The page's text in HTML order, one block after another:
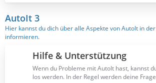
g
e
t
r
ä
g
e
t
z
t
e
e
i
t
AutoIt 3
Hier kannst du dich über alle Aspekte von AutoIt in
informieren.
Hilfe & Unterstützung
Wenn du Probleme mit AutoIt hast, kannst
los werden. In der Regel werden deine